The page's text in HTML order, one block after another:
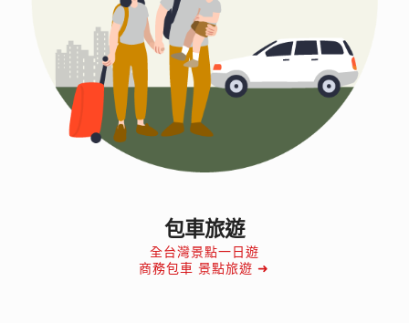
包車旅遊
全台灣景點一日遊
商務包車 景點旅遊 ➜